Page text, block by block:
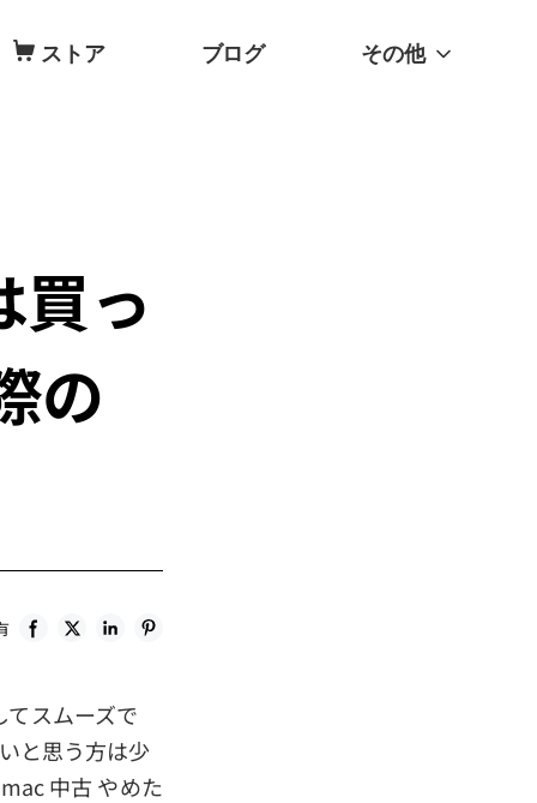
ストア ブログ その他
っ
の
スムーズで
と思う方は少
中古 やめた